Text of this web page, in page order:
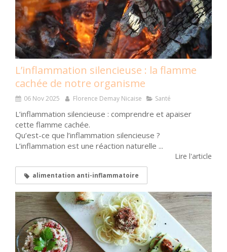
L’inflammation silencieuse : la flamme
cachée de notre organisme
06 Nov 2025 Florence Demay Nicaise Santé
L’inflammation silencieuse : comprendre et apaiser
cette flamme cachée.
Qu’est-ce que l’inflammation silencieuse ?
L’inflammation est une réaction naturelle ...
Lire l'article
alimentation anti-inflammatoire